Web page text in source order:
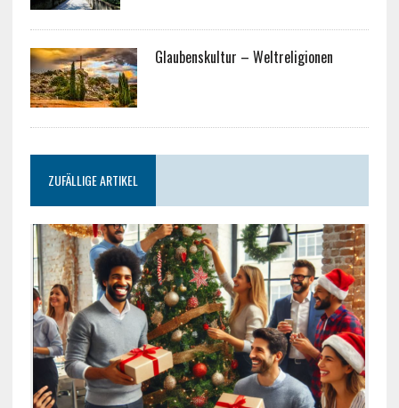
Glaubenskultur – Weltreligionen
ZUFÄLLIGE ARTIKEL